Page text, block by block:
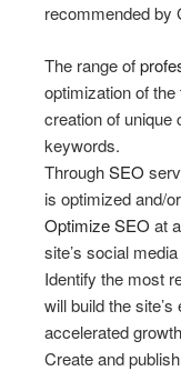
recommended by
The range of
optimization of
creation of unique
keywords.
ThroughSEO
is optimized and/
Optimize SEO at
site’s social
Identify the most
will build the
accelerated
Create and publish